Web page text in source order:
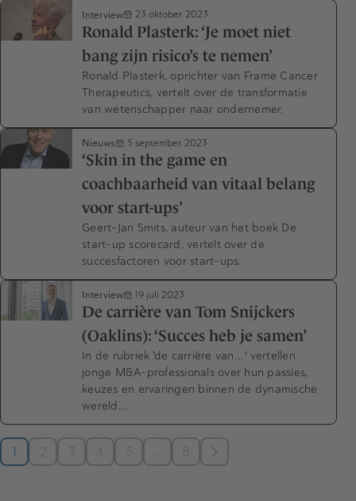
Interview 23 oktober 2023
Ronald Plasterk: ‘Je moet niet
bang zijn risico’s te nemen’
Ronald Plasterk, oprichter van Frame Cancer
Therapeutics, vertelt over de transformatie
van wetenschapper naar ondernemer.
Nieuws 5 september 2023
‘Skin in the game en
coachbaarheid van vitaal belang
voor start-ups’
Geert-Jan Smits, auteur van het boek De
start-up scorecard, vertelt over de
succesfactoren voor start-ups.
Interview 19 juli 2023
De carrière van Tom Snijckers
(Oaklins): ‘Succes heb je samen’
In de rubriek 'de carrière van… ' vertellen
jonge M&A-professionals over hun passies,
keuzes en ervaringen binnen de dynamische
wereld…
1 2 3 4 5 8